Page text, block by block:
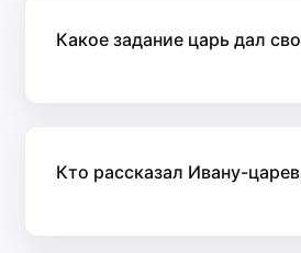
Какое задание царь дал
Кто рассказал Ивану-